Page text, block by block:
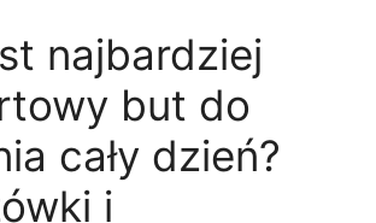
najbardziej
but do
cały dzień?
i